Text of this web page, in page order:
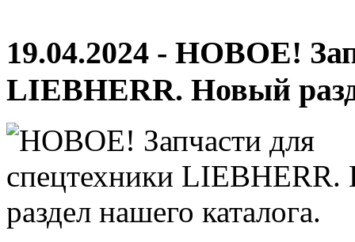
19.04.2024 - НОВОЕ!
LIEBHERR. Новый